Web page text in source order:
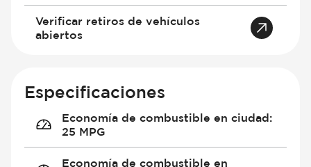
Verificar retiros de vehículos
abiertos
Especificaciones
Economía de combustible en ciudad:
25 MPG
Economía de combustible en